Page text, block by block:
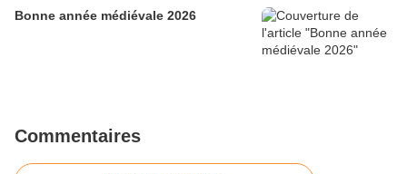
Bonne année médiévale 2026
Commentaires